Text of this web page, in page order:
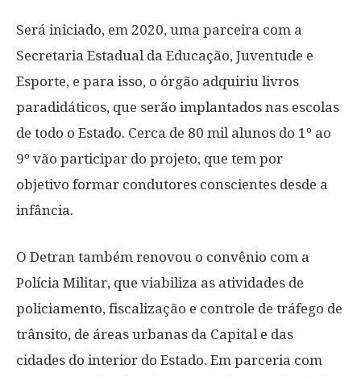
Será iniciado, em 2020, uma parceira com a
Secretaria Estadual da Educação, Juventude e
Esporte, e para isso, o órgão adquiriu livros
paradidáticos, que serão implantados nas escolas
de todo o Estado. Cerca de 80 mil alunos do 1º ao
9º vão participar do projeto, que tem por
objetivo formar condutores conscientes desde a
infância.
O Detran também renovou o convênio com a
Polícia Militar, que viabiliza as atividades de
policiamento, fiscalização e controle de tráfego de
trânsito, de áreas urbanas da Capital e das
cidades do interior do Estado. Em parceria com